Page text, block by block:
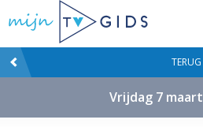
TERUG
Vrijdag 7 maart